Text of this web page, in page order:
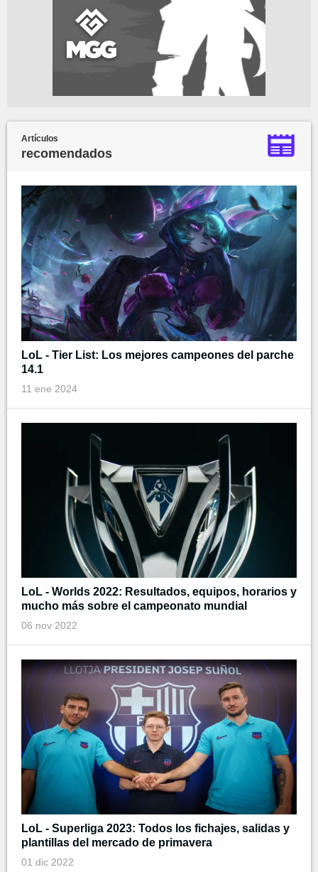
Artículos
recomendados
LoL - Tier List: Los mejores campeones del parche
14.1
11 ene 2024
LoL - Worlds 2022: Resultados, equipos, horarios y
mucho más sobre el campeonato mundial
06 nov 2022
LoL - Superliga 2023: Todos los fichajes, salidas y
plantillas del mercado de primavera
01 dic 2022